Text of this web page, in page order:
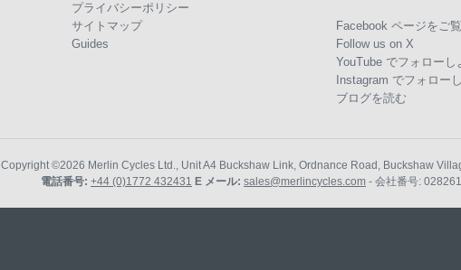
プライバシーポリシー
サイトマップ
Guides
Facebook ページをご
Follow us on X
YouTube でフォローし
Instagram でフォロー
ブログを読む
Copyright ©2026 Merlin Cycles Ltd., Unit A4 Buckshaw Link, Ordnance Road, Buckshaw
電話番号: +44 (0)1772 432431 E メール: sales@merlincycles.com - 会社番号: